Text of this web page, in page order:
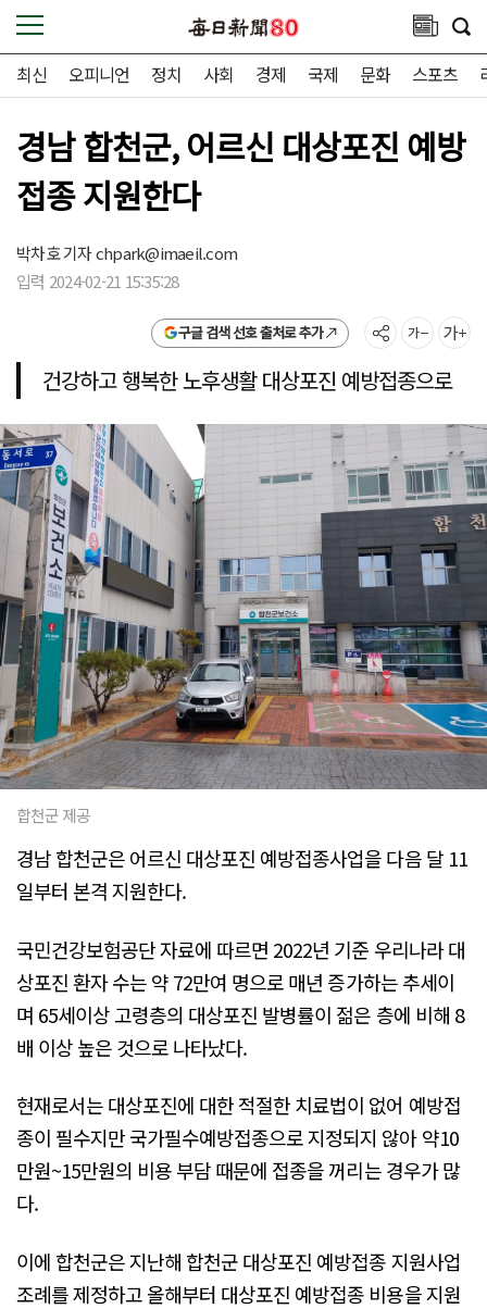
최신 오피니언 정치 사회 경제 국제 문화 스포츠
경남 합천군, 어르신 대상포진 예방
접종 지원한다
박차호 기자chpark@imaeil.com
입력 2024-02-21 15:35:28
구글 검색 선호 출처로 추가
건강하고 행복한 노후생활 대상포진 예방접종으로
합천군 제공
경남 합천군은 어르신 대상포진 예방접종사업을 다음 달 11
일부터 본격 지원한다.
국민건강보험공단 자료에 따르면 2022년 기준 우리나라 대
상포진 환자 수는 약 72만여 명으로 매년 증가하는 추세이
며 65세이상 고령층의 대상포진 발병률이 젊은 층에 비해 8
배 이상 높은 것으로 나타났다.
현재로서는 대상포진에 대한 적절한 치료법이 없어 예방접
종이 필수지만 국가필수예방접종으로 지정되지 않아 약10
만원~15만원의 비용 부담 때문에 접종을 꺼리는 경우가 많
다.
이에 합천군은 지난해 합천군 대상포진 예방접종 지원사업
조례를 제정하고 올해부터 대상포진 예방접종 비용을 지원